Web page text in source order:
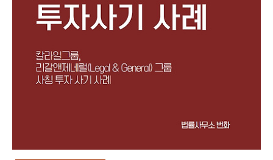
트 전환을 중단하는 사태가 벌어졌습니다. 이는 상..